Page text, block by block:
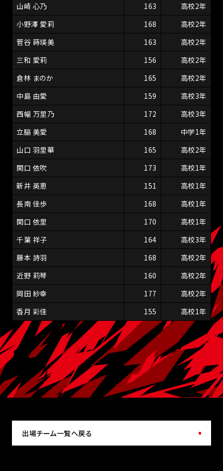
山崎 心乃
163
高校2年
小野澤 愛莉
168
高校2年
菅谷 蒔瑛美
163
高校2年
三和 愛莉
156
高校2年
倉林 まのか
165
高校2年
中島 由愛
159
高校3年
西幅 万里乃
172
高校3年
立脇 美愛
168
中学1年
山口 羽里華
165
高校2年
関口 依吹
173
高校1年
新井 英恵
151
高校1年
長南 佳歩
168
高校1年
関口 依里
170
高校1年
千葉 祥子
164
高校3年
藤本 詩羽
168
高校2年
近野 莉琴
160
高校2年
岡田 紗幸
177
高校2年
香月 彩佳
155 高校1年
出場チーム一覧へ戻る